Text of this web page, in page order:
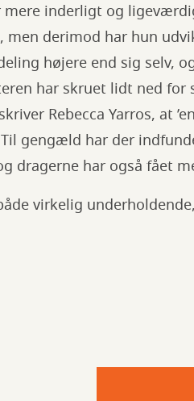
inderligt og
derimod har hun
højere end sig selv,
har skruet lidt ned for
Rebecca Yarros, at
gengæld har der
dragerne har også fået
virkelig